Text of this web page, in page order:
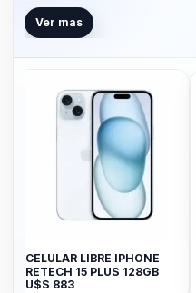
Ver mas
CELULAR LIBRE IPHONE
RETECH 15 PLUS 128GB
U$S883